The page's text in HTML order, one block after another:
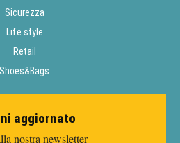
Sicurezza
Life style
Retail
Shoes&Bags
aggiornato
nostra newsletter